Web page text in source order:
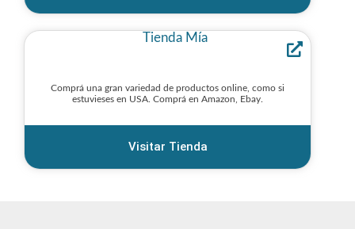
Tienda Mía
Comprá una gran variedad de productos online, como si
estuvieses en USA. Comprá en Amazon, Ebay.
Visitar Tienda